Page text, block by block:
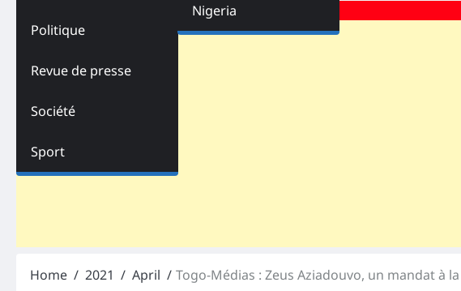
Politique
Revue de presse
Société
Sport
Nigeria
Home 2021 April Togo-Médias : Zeus Aziadouvo, un mandat à la